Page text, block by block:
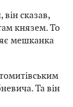
сказав,
князем. То
мешканка
Та він